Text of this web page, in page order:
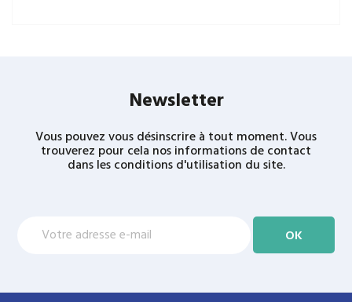
Newsletter
Vous pouvez vous désinscrire à tout moment. Vous
trouverez pour cela nos informations de contact
dans les conditions d'utilisation du site.